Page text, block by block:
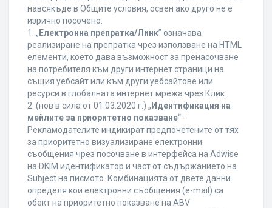
навсякъде в Общите условия, освен ако друго не е
изрично посочено:
1. „ Електронна препратка/Линк” означава
реализиране на препратка чрез използване на HTML
елементи, което дава възможност за пренасочване
на потребителя към други интернет страници на
същия уебсайт или към други уебсайтове или
ресурси в глобалната интернет мрежа чрез Клик.
2. (нов в сила от 01.03.2020 г.) „ Идентификация на
мейлите за приоритетно показване“ -
Рекламодателите индикират предпочетените от тях
за приоритетно визуализиране електронни
съобщения чрез посочване в интерфейса на Adwise
на DKIM идентификатор и част от съдържанието на
Subject на писмото. Комбинацията от двете данни
определя кои електронни съобщения (e-mail) са
обект на приоритетно показване на ABV